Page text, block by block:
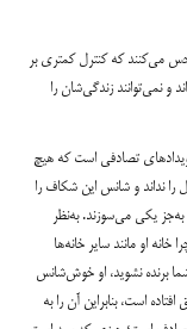
حس می‌کنند که کنترل کمتری بر
و نمی‌توانند زندگی‌شان را
تصادفی است که هیچ
نداند و شانس این شکاف را
یکی می‌سوزند. به‌نظر
او مانند سایر خانه‌ها
برنده نشوید، او خوش‌شانس
است، بنابراین آن را به